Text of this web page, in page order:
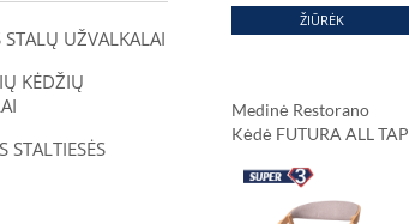
STALŲ UŽVALKALAI
KĖDŽIŲ
STALTIESĖS
ŽIŪRĖK
Medinė Restorano
Kėdė FUTURA ALL TAP